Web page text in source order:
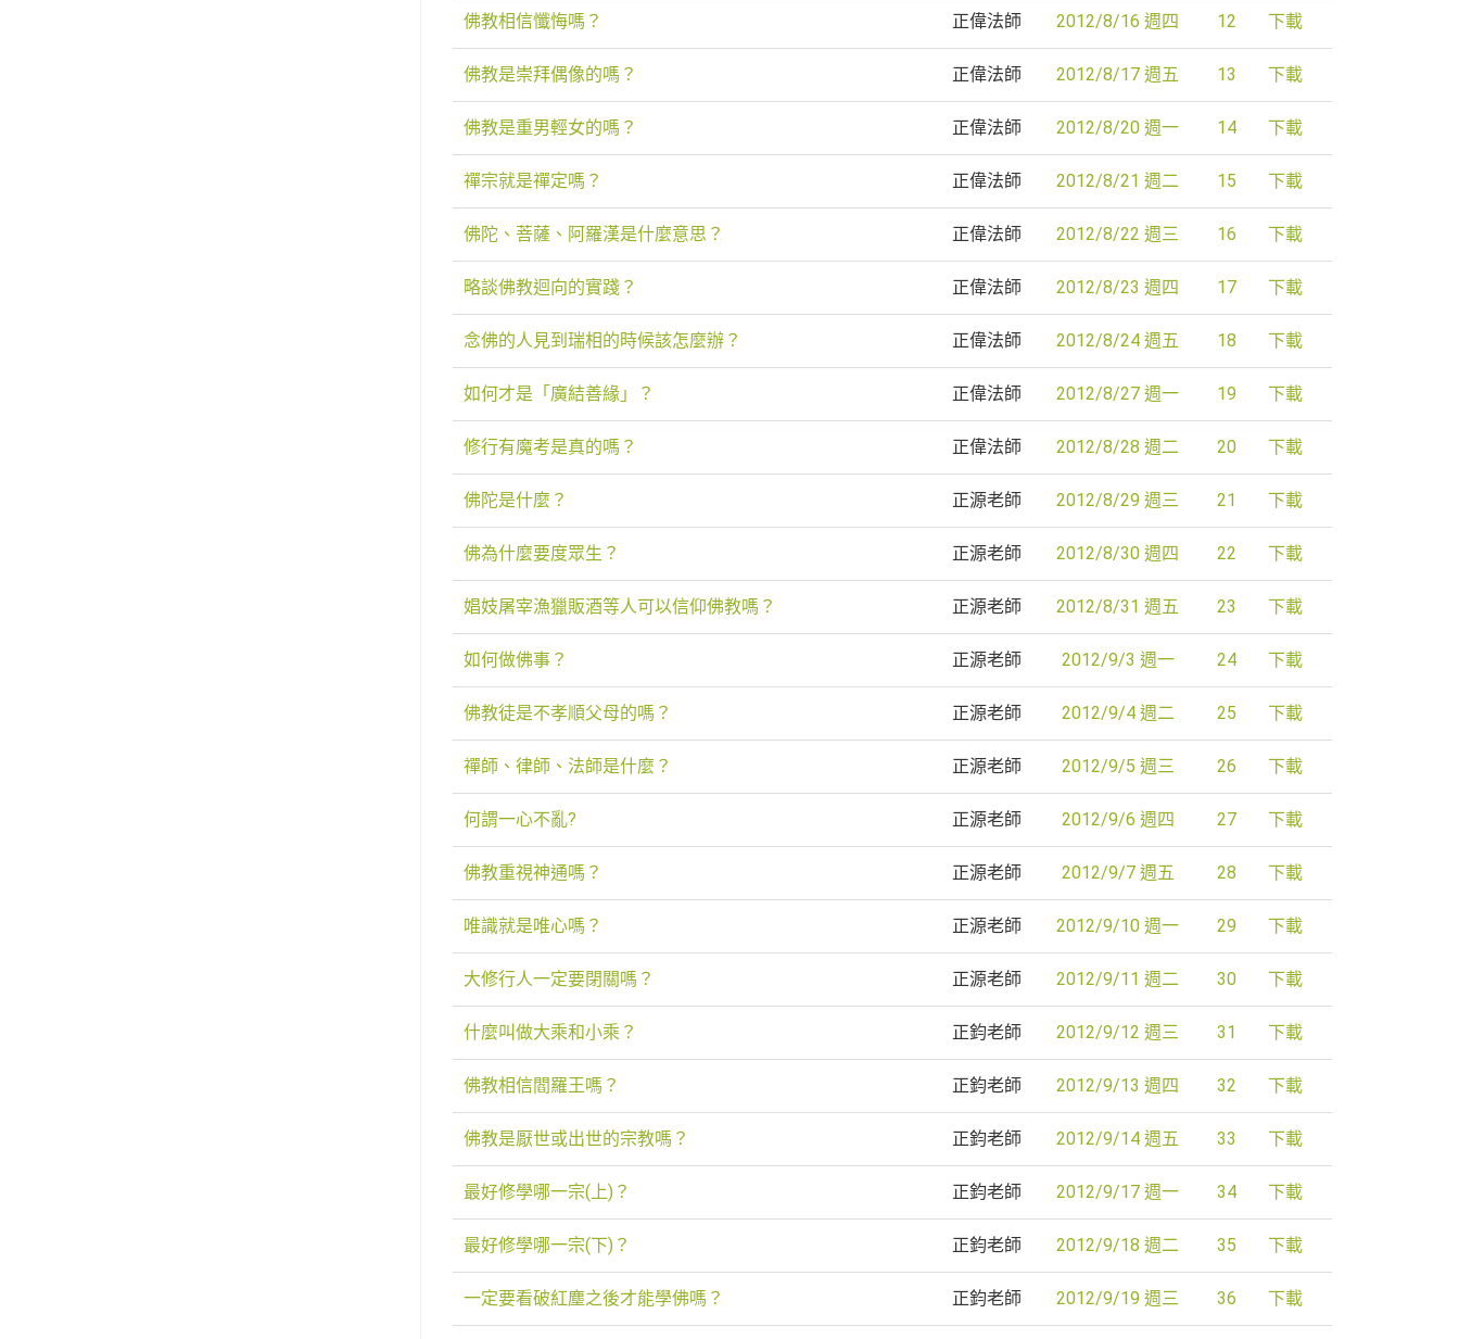
佛教相信懺悔嗎？ 正偉法師 2012/8/16 週四 12 下載
佛教是崇拜偶像的嗎？ 正偉法師 2012/8/17 週五 13 下載
佛教是重男輕女的嗎？ 正偉法師 2012/8/20 週一 14 下載
禪宗就是禪定嗎？ 正偉法師 2012/8/21 週二 15 下載
佛陀、菩薩、阿羅漢是什麼意思？ 正偉法師 2012/8/22 週三 16 下載
略談佛教迴向的實踐？ 正偉法師 2012/8/23 週四 17 下載
念佛的人見到瑞相的時候該怎麼辦？ 正偉法師 2012/8/24 週五 18 下載
如何才是「廣結善緣」？ 正偉法師 2012/8/27 週一 19 下載
修行有魔考是真的嗎？ 正偉法師 2012/8/28 週二 20 下載
佛陀是什麼？ 正源老師 2012/8/29 週三 21 下載
佛為什麼要度眾生？ 正源老師 2012/8/30 週四 22 下載
娼妓屠宰漁獵販酒等人可以信仰佛教嗎？ 正源老師 2012/8/31 週五 23 下載
如何做佛事？ 正源老師 2012/9/3 週一 24 下載
佛教徒是不孝順父母的嗎？ 正源老師 2012/9/4 週二 25 下載
禪師、律師、法師是什麼？ 正源老師 2012/9/5 週三 26 下載
何謂一心不亂? 正源老師 2012/9/6 週四 27 下載
佛教重視神通嗎？ 正源老師 2012/9/7 週五 28 下載
唯識就是唯心嗎？ 正源老師 2012/9/10 週一 29 下載
大修行人一定要閉關嗎？ 正源老師 2012/9/11 週二 30 下載
什麼叫做大乘和小乘？ 正鈞老師 2012/9/12 週三 31 下載
佛教相信閻羅王嗎？ 正鈞老師 2012/9/13 週四 32 下載
佛教是厭世或出世的宗教嗎？ 正鈞老師 2012/9/14 週五 33 下載
最好修學哪一宗(上)？ 正鈞老師 2012/9/17 週一 34 下載
最好修學哪一宗(下)？ 正鈞老師 2012/9/18 週二 35 下載
一定要看破紅塵之後才能學佛嗎？ 正鈞老師 2012/9/19 週三 36 下載